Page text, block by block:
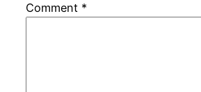
Comment *